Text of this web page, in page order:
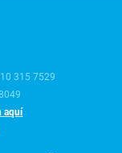
315 7529
aquí